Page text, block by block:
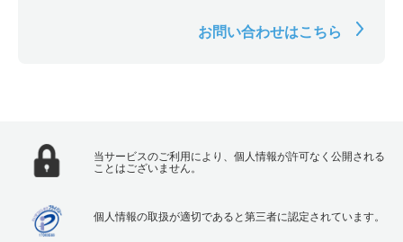
お問い合わせはこちら
当サービスのご利用により、個人情報が許可なく公開される
ことはございません。
個人情報の取扱が適切であると第三者に認定されています。